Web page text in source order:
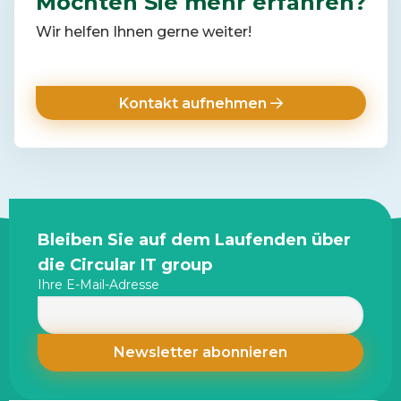
Wir helfen Ihnen gerne weiter!
Kontakt aufnehmen
Site
footer
Bleiben Sie auf dem Laufenden über
die Circular IT group
Ihre E-Mail-Adresse